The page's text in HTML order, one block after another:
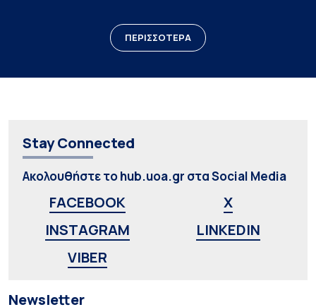
ΠΕΡΙΣΣΟΤΕΡΑ
Stay Connected
Ακολουθήστε το hub.uoa.gr στα Social Media
FACEBOOK
X
INSTAGRAM
LINKEDIN
VIBER
Newsletter